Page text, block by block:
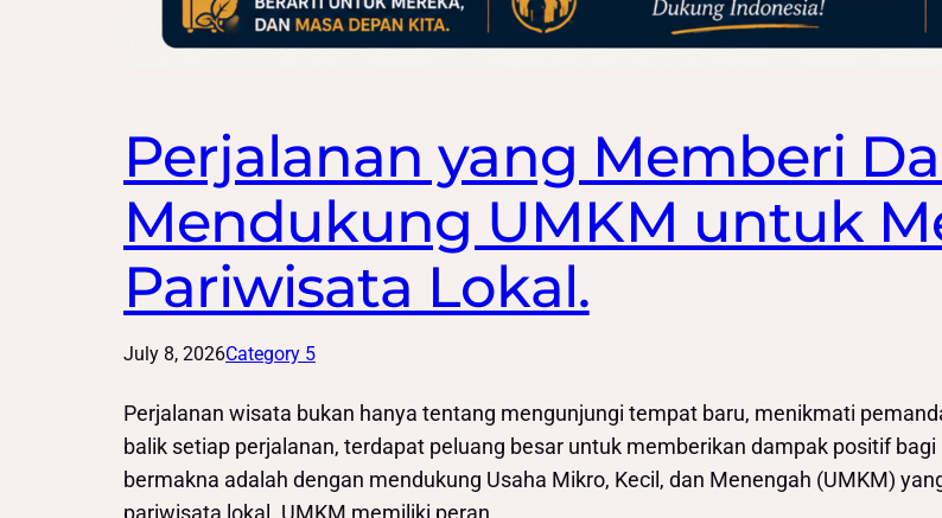
Perjalanan yang Memberi
Mendukung UMKM untuk
Pariwisata Lokal.
July 8, 2026Category 5
Perjalanan wisata bukan hanya tentang mengunjungi tempat baru, menikmati
balik setiap perjalanan, terdapat peluang besar untuk memberikan dampak positif
bermakna adalah dengan mendukung Usaha Mikro, Kecil, dan Menengah (UMKM)
pariwisata lokal. UMKM memiliki peran…